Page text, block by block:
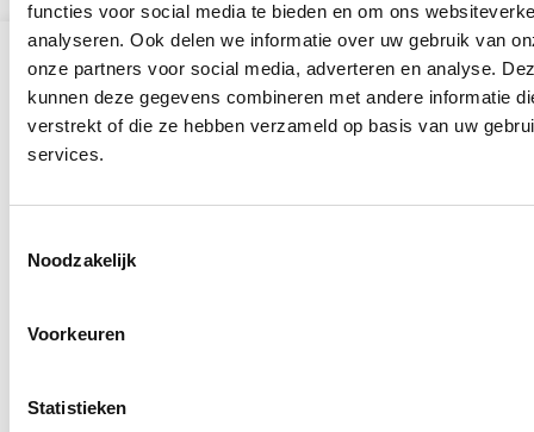
functies voor social media te bieden en om ons
analyseren. Ook delen we informatie over uw gebruik van
onze partners voor social media, adverteren en analyse.
kunnen deze gegevens combineren met andere informatie
verstrekt of die ze hebben verzameld op basis van uw
services.
Noodzakelijk
Voorkeuren
Statistieken
Laatste nieuwsberichten
Een geslaagde dag op de Zwarte Cross
Mooie ontmoetingen tijdens spelletjesochtend in